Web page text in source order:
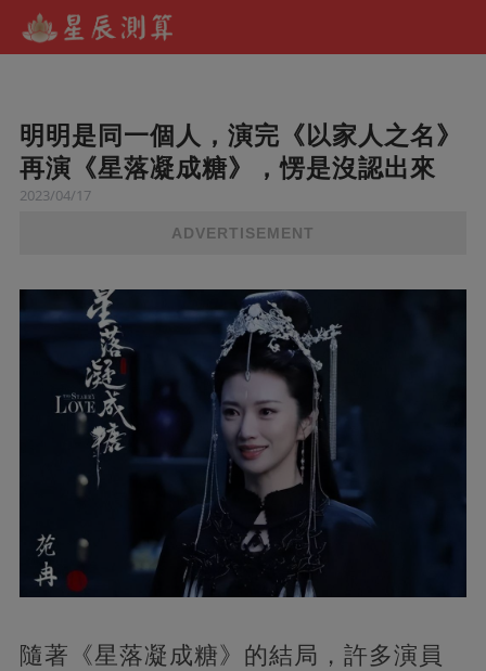
明明是同一個人，演完《以家人之名》
再演《星落凝成糖》，愣是沒認出來
2023/04/17
ADVERTISEMENT
隨著《星落凝成糖》的結局，許多演員